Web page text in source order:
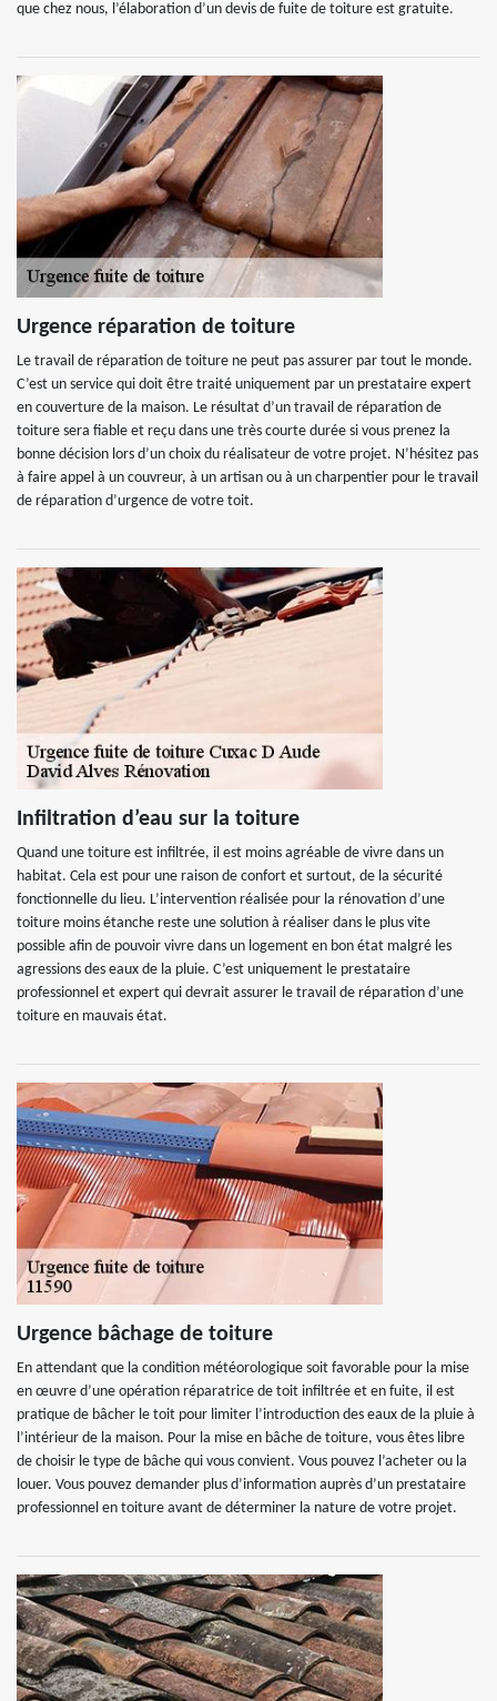
que chez nous, l’élaboration d’un devis de fuite de toiture est gratuite.
Urgence réparation de toiture
Le travail de réparation de toiture ne peut pas assurer par tout le monde.
C’est un service qui doit être traité uniquement par un prestataire expert
en couverture de la maison. Le résultat d’un travail de réparation de
toiture sera fiable et reçu dans une très courte durée si vous prenez la
bonne décision lors d’un choix du réalisateur de votre projet. N’hésitez pas
à faire appel à un couvreur, à un artisan ou à un charpentier pour le travail
de réparation d’urgence de votre toit.
Infiltration d’eau sur la toiture
Quand une toiture est infiltrée, il est moins agréable de vivre dans un
habitat. Cela est pour une raison de confort et surtout, de la sécurité
fonctionnelle du lieu. L’intervention réalisée pour la rénovation d’une
toiture moins étanche reste une solution à réaliser dans le plus vite
possible afin de pouvoir vivre dans un logement en bon état malgré les
agressions des eaux de la pluie. C’est uniquement le prestataire
professionnel et expert qui devrait assurer le travail de réparation d’une
toiture en mauvais état.
Urgence bâchage de toiture
En attendant que la condition météorologique soit favorable pour la mise
en œuvre d’une opération réparatrice de toit infiltrée et en fuite, il est
pratique de bâcher le toit pour limiter l’introduction des eaux de la pluie à
l’intérieur de la maison. Pour la mise en bâche de toiture, vous êtes libre
de choisir le type de bâche qui vous convient. Vous pouvez l’acheter ou la
louer. Vous pouvez demander plus d’information auprès d’un prestataire
professionnel en toiture avant de déterminer la nature de votre projet.